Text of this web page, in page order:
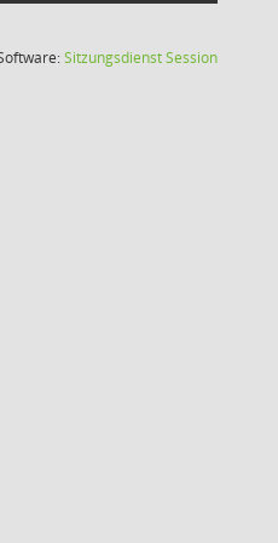
SitzungsdienstSession(Wird in